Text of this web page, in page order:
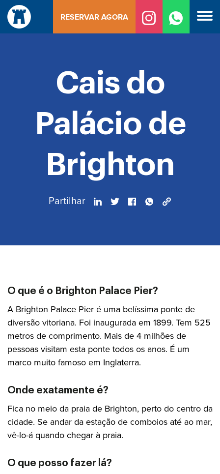
Saltar
para
o
RESERVAR AGORA
Cais do
Palácio de
Brighton
Partilhar
O que é o Brighton Palace Pier?
A Brighton Palace Pier é uma belíssima ponte de
diversão vitoriana. Foi inaugurada em 1899. Tem 525
metros de comprimento. Mais de 4 milhões de
pessoas visitam esta ponte todos os anos. É um
marco muito famoso em Inglaterra.
Onde exatamente é?
Fica no meio da praia de Brighton, perto do centro da
cidade. Se andar da estação de comboios até ao mar,
vê-lo-á quando chegar à praia.
O que posso fazer lá?